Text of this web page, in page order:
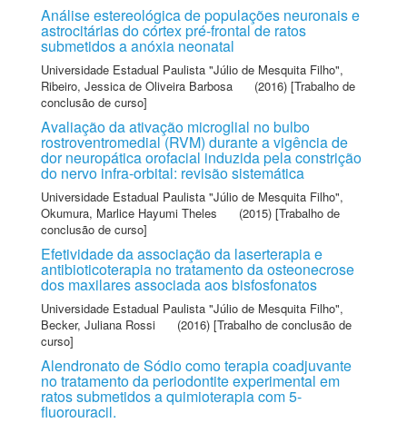
Análise estereológica de populações neuronais e
astrocitárias do córtex pré-frontal de ratos
submetidos a anóxia neonatal
Universidade Estadual Paulista "Júlio de Mesquita Filho",
Ribeiro, Jessica de Oliveira Barbosa
(2016) [Trabalho de
conclusão de curso]
Avaliação da ativação microglial no bulbo
rostroventromedial (RVM) durante a vigência de
dor neuropática orofacial induzida pela constrição
do nervo infra-orbital: revisão sistemática
Universidade Estadual Paulista "Júlio de Mesquita Filho",
Okumura, Marlice Hayumi Theles
(2015) [Trabalho de
conclusão de curso]
Efetividade da associação da laserterapia e
antibioticoterapia no tratamento da osteonecrose
dos maxilares associada aos bisfosfonatos
Universidade Estadual Paulista "Júlio de Mesquita Filho",
Becker, Juliana Rossi
(2016) [Trabalho de conclusão de
curso]
Alendronato de Sódio como terapia coadjuvante
no tratamento da periodontite experimental em
ratos submetidos a quimioterapia com 5-
fluorouracil.